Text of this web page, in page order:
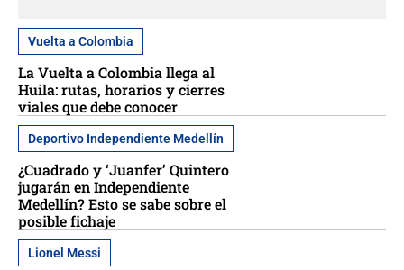
Vuelta a Colombia
La Vuelta a Colombia llega al
Huila: rutas, horarios y cierres
viales que debe conocer
Deportivo Independiente Medellín
¿Cuadrado y ‘Juanfer’ Quintero
jugarán en Independiente
Medellín? Esto se sabe sobre el
posible fichaje
Lionel Messi